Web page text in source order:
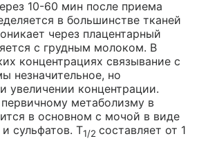
10-60 мин после приема
в большинстве тканей
через плацентарный
с грудным молоком. В
концентрациях связывание с
незначительное, но
увеличении концентрации.
метаболизму в
в основном с мочой в виде
сульфатов. T1/2 составляет от 1